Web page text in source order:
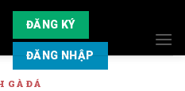
ĐĂNG KÝ
ĐĂNG NHẬP
GÀ ĐÁ